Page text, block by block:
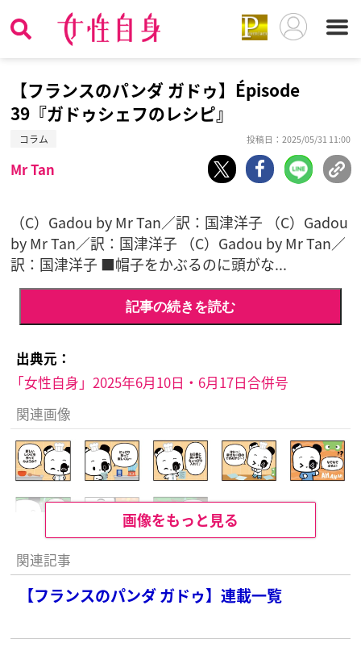
【フランスのパンダ ガドゥ】Épisode
39『ガドゥシェフのレシピ』
コラム 投稿日：2025/05/31 11:00
Mr Tan
（C）Gadou by Mr Tan／訳：国津洋子 （C）Gadou
by Mr Tan／訳：国津洋子 （C）Gadou by Mr Tan／
訳：国津洋子 ■帽子をかぶるのに頭がな...
記事の続きを読む
出典元：
「女性自身」2025年6月10日・6月17日合併号
関連画像
画像をもっと見る
関連記事
【フランスのパンダ ガドゥ】連載一覧